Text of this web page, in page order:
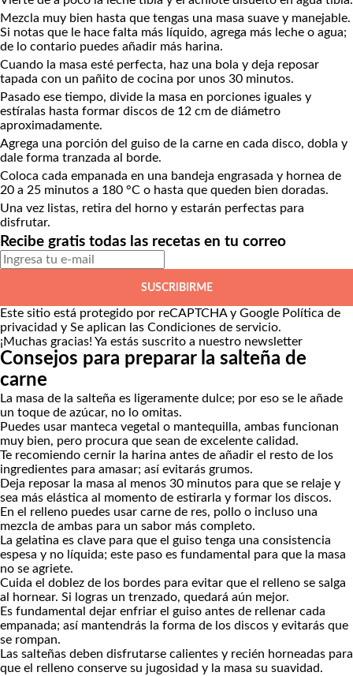
Mezcla muy bien hasta que tengas una masa suave y manejable.
Si notas que le hace falta más líquido, agrega más leche o agua;
de lo contario puedes añadir más harina.
Cuando la masa esté perfecta, haz una bola y deja reposar
tapada con un pañito de cocina por unos 30 minutos.
Pasado ese tiempo, divide la masa en porciones iguales y
estíralas hasta formar discos de 12 cm de diámetro
aproximadamente.
Agrega una porción del guiso de la carne en cada disco, dobla y
dale forma tranzada al borde.
Coloca cada empanada en una bandeja engrasada y hornea de
20 a 25 minutos a 180 °C o hasta que queden bien doradas.
Una vez listas, retira del horno y estarán perfectas para
disfrutar.
Recibe gratis todas las recetas en tu correo
SUSCRIBIRME
Este sitio está protegido por reCAPTCHA y Google Política de
privacidad y Se aplican las Condiciones de servicio.
¡Muchas gracias! Ya estás suscrito a nuestro newsletter
Consejos para preparar la salteña de
carne
La masa de la salteña es ligeramente dulce; por eso se le añade
un toque de azúcar, no lo omitas.
Puedes usar manteca vegetal o mantequilla, ambas funcionan
muy bien, pero procura que sean de excelente calidad.
Te recomiendo cernir la harina antes de añadir el resto de los
ingredientes para amasar; así evitarás grumos.
Deja reposar la masa al menos 30 minutos para que se relaje y
sea más elástica al momento de estirarla y formar los discos.
En el relleno puedes usar carne de res, pollo o incluso una
mezcla de ambas para un sabor más completo.
La gelatina es clave para que el guiso tenga una consistencia
espesa y no líquida; este paso es fundamental para que la masa
no se agriete.
Cuida el doblez de los bordes para evitar que el relleno se salga
al hornear. Si logras un trenzado, quedará aún mejor.
Es fundamental dejar enfriar el guiso antes de rellenar cada
empanada; así mantendrás la forma de los discos y evitarás que
se rompan.
Las salteñas deben disfrutarse calientes y recién horneadas para
que el relleno conserve su jugosidad y la masa su suavidad.